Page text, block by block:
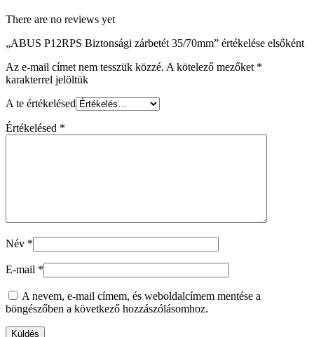
There are no reviews yet
„ABUS P12RPS Biztonsági zárbetét 35/70mm” értékelése elsőként
Az e-mail címet nem tesszük közzé. A kötelező mezőket *
karakterrel jelöltük
A te értékelésed
Értékelésed *
Név *
E-mail *
A nevem, e-mail címem, és weboldalcímem mentése a
böngészőben a következő hozzászólásomhoz.